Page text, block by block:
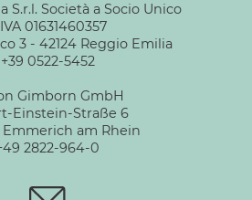
S.r.l. Società a Socio Unico
01631460357
3 - 42124 Reggio Emilia
+39 0522-5452
Gimborn GmbH
Einstein-Straße 6
am Rhein
2822-964-0